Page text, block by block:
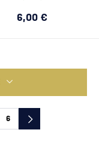
6,00 €
6